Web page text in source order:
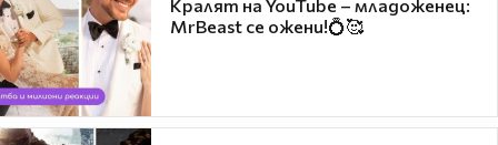
Кралят на YouTube – младоженец:
MrBeast се ожени!💍🥰